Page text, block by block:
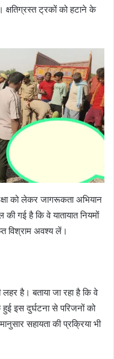
ट्रकों को हटाने के
को लेकर जागरूकता अभियान
गई है कि वे यातायात नियमों
विश्राम अवश्य लें।
है। बताया जा रहा है कि वे
इस दुर्घटना से परिजनों को
सहायता की प्रक्रिया भी